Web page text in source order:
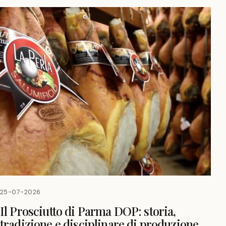
25-07-2026
Il Prosciutto di Parma DOP: storia,